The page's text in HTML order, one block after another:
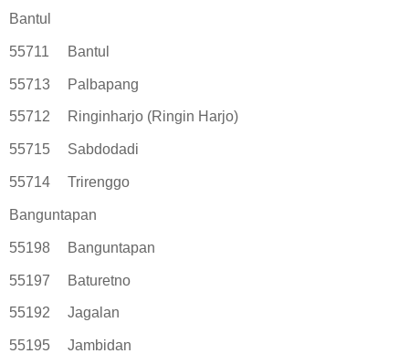
Bantul
55711 Bantul
55713 Palbapang
55712 Ringinharjo (Ringin Harjo)
55715 Sabdodadi
55714 Trirenggo
Banguntapan
55198 Banguntapan
55197 Baturetno
55192 Jagalan
55195 Jambidan